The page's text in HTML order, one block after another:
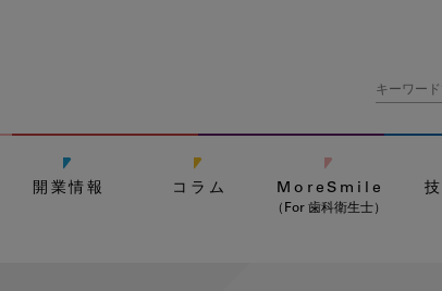
開業情報 コラム MoreSmile
（For 歯科衛生士）